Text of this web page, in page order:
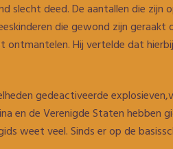
slecht deed. De aantallen die zijn
die gewond zijn geraakt
Hij vertelde dat
gedeactiveerde
en de Verenigde Staten hebben
weet veel. Sinds er op de